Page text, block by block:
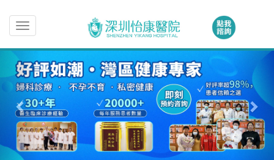
Toggle
navigation